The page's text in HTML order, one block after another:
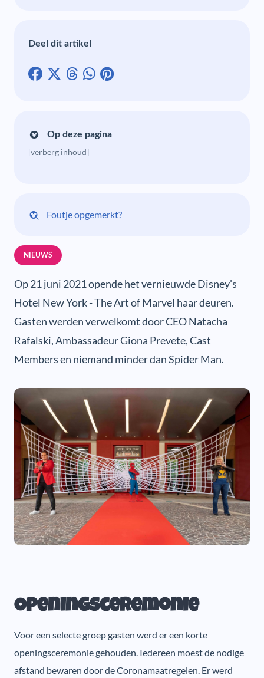
Deel dit artikel
Op deze pagina
[verberg inhoud]
Foutje opgemerkt?
NIEUWS
Op 21 juni 2021 opende het vernieuwde Disney's
Hotel New York - The Art of Marvel haar deuren.
Gasten werden verwelkomt door CEO Natacha
Rafalski, Ambassadeur Giona Prevete, Cast
Members en niemand minder dan Spider Man.
Openingsceremonie
Voor een selecte groep gasten werd er een korte
openingsceremonie gehouden. Iedereen moest de nodige
afstand bewaren door de Coronamaatregelen. Er werd